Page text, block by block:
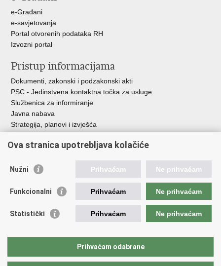
e-Građani
e-savjetovanja
Portal otvorenih podataka RH
Izvozni portal
Pristup informacijama
Dokumenti, zakonski i podzakonski akti
PSC - Jedinstvena kontaktna točka za usluge
Službenica za informiranje
Javna nabava
Strategija, planovi i izvješća
Korisne poveznice
Vlada RH
ASOO
CARNET
Ova stranica upotrebljava kolačiće
Nužni Prihvaćam Ne prihvaćam
Funkcionalni Prihvaćam Ne prihvaćam
Statistički Prihvaćam Ne prihvaćam
Prihvaćam odabrane